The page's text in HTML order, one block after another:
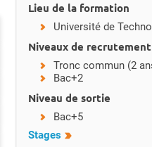
Lieu de la formation
Université de
Niveaux de recrutement
Tronc commun (2
Bac+2
Niveau de sortie
Bac+5
Stages